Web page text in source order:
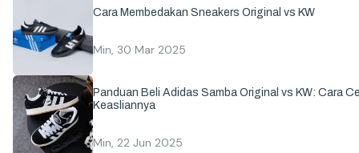
Cara Membedakan Sneakers Original vs KW
Min, 30 Mar 2025
Panduan Beli Adidas Samba Original vs KW: Cara
Keasliannya
Min, 22 Jun 2025